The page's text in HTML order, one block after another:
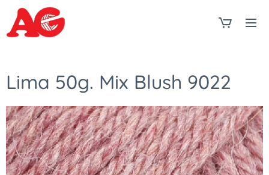
Lima 50g. Mix Blush 9022